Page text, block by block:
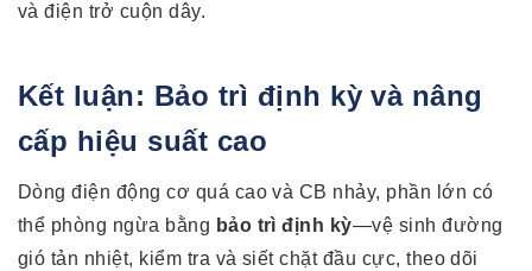
và điện trở cuộn dây.
Kết luận: Bảo trì định kỳ và nâng
cấp hiệu suất cao
Dòng điện động cơ quá cao và CB nhảy, phần lớn có
thể phòng ngừa bằng bảo trì định kỳ—vệ sinh đường
gió tản nhiệt, kiểm tra và siết chặt đầu cực, theo dõi